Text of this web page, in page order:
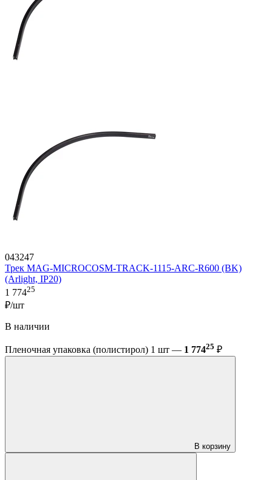
043247
Трек MAG-MICROCOSM-TRACK-1115-ARC-R600 (BK)
(Arlight, IP20)
1 77425
₽/шт
В наличии
Пленочная упаковка (полистирол) 1 шт — 1 77425 ₽
В корзину